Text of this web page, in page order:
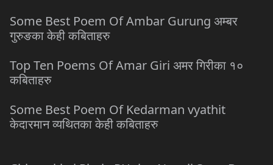
Some Best Poem Of Ambar Gurung अम्बर
गुरुङका केही कबिताहरु
Top Ten Poems Of Amar Giri अमर गिरीका १०
कबिताहरु
Some Best Poem Of Kedarman vyathit
केदारमान व्यथितका केही कबिताहरु